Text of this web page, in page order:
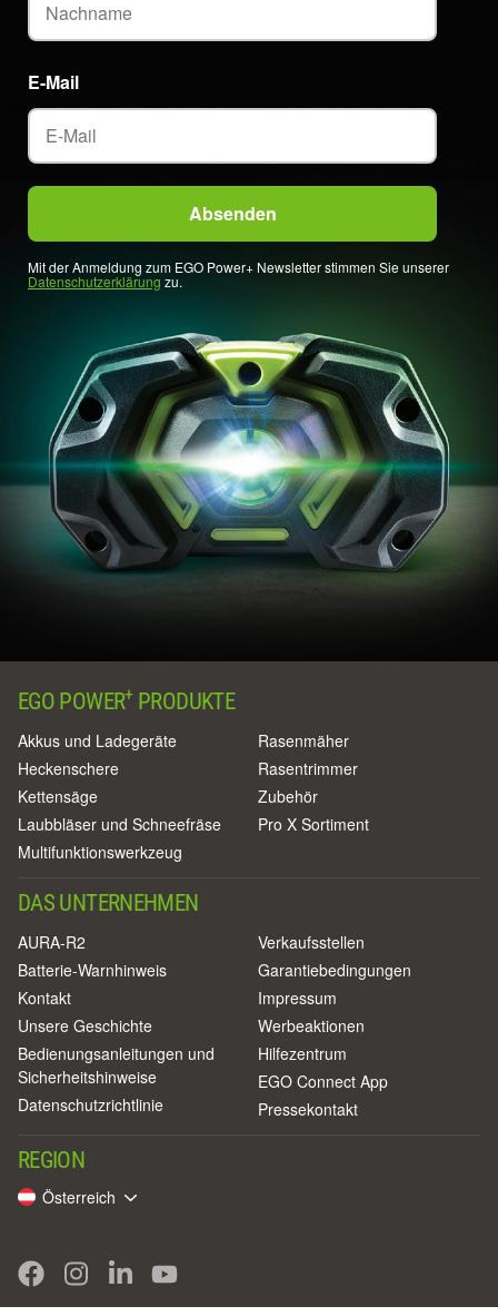
E-Mail
Mit der Anmeldung zum EGO Power+ Newsletter stimmen Sie unserer
Datenschutzerklärung zu.
EGO POWER+PRODUKTE
Akkus und Ladegeräte
Heckenschere
Kettensäge
Laubbläser und Schneefräse
Multifunktionswerkzeug
Rasenmäher
Rasentrimmer
Zubehör
Pro X Sortiment
DAS UNTERNEHMEN
AURA-R2
Batterie-Warnhinweis
Kontakt
Unsere Geschichte
Bedienungsanleitungen und
Sicherheitshinweise
Datenschutzrichtlinie
Verkaufsstellen
Garantiebedingungen
Impressum
Werbeaktionen
Hilfezentrum
EGO Connect App
Pressekontakt
REGION
Österreich